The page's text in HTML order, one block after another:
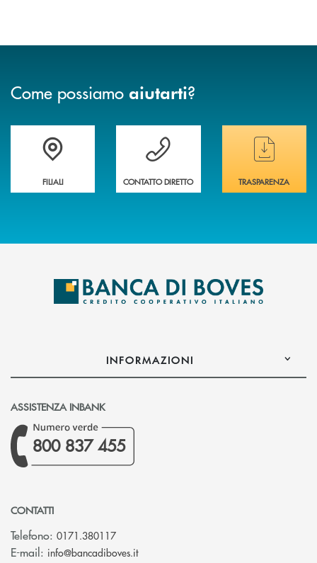
Come possiamo aiutarti?
Trova la filiale&nbsp; più vicina a te
FILIALI
Hai bisogno di assistenza immediata ?
CONTATTO DIRETTO
Hai bisogno di
TRASPARENZA
INFORMAZIONI
ASSISTENZA INBANK
800 837 455
CONTATTI
Telefono: 0171.380117
E-mail: info@bancadiboves.it(si apre l’app di posta elettronica)